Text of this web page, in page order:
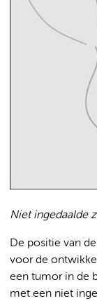
Niet ingedaalde
De positie van
voor de
een tumor in de
met een niet